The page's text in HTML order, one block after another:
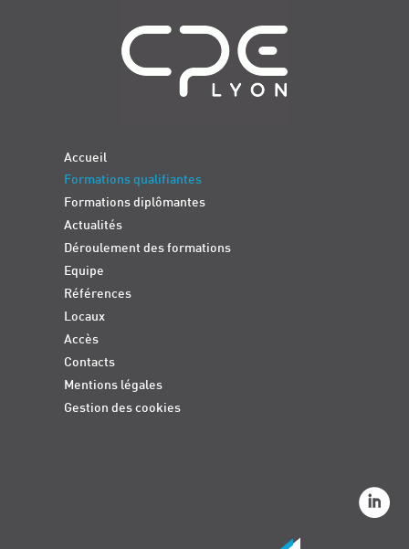
Accueil
Formations qualifiantes
Formations diplômantes
Actualités
Déroulement des formations
Equipe
Références
Locaux
Accès
Contacts
Mentions légales
Gestion des cookies